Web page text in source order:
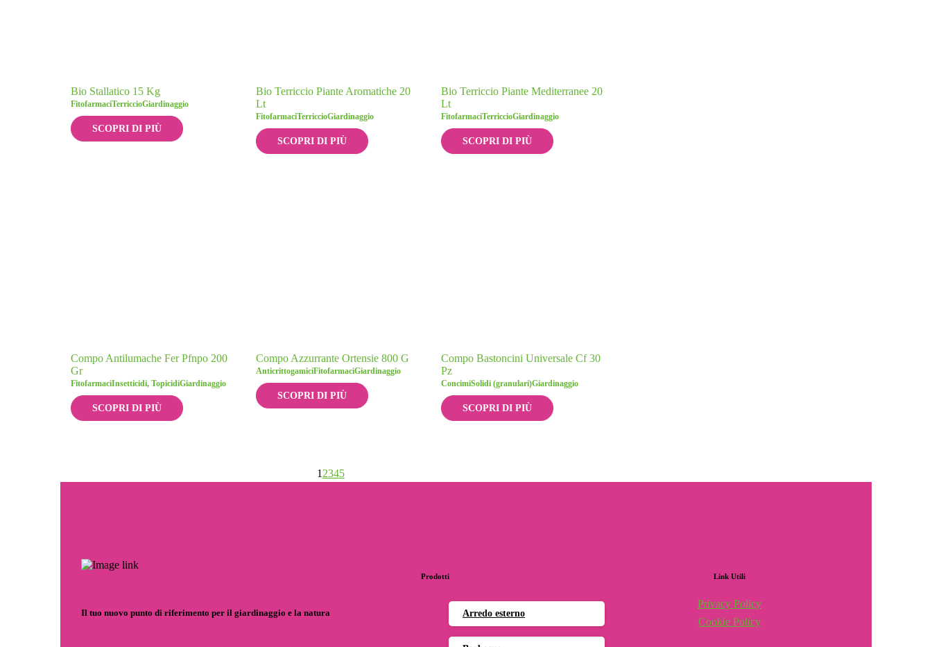
Bio Stallatico 15 Kg
FitofarmaciTerriccioGiardinaggio
SCOPRI DI PIÙ
Bio Terriccio Piante Aromatiche 20
Lt
FitofarmaciTerriccioGiardinaggio
SCOPRI DI PIÙ
Bio Terriccio Piante Mediterranee 20
Lt
FitofarmaciTerriccioGiardinaggio
SCOPRI DI PIÙ
Compo Antilumache Fer Pfnpo 200
Gr
FitofarmaciInsetticidi, TopicidiGiardinaggio
SCOPRI DI PIÙ
Compo Azzurrante Ortensie 800 G
AnticrittogamiciFitofarmaciGiardinaggio
SCOPRI DI PIÙ
Compo Bastoncini Universale Cf 30
Pz
ConcimiSolidi (granulari)Giardinaggio
SCOPRI DI PIÙ
1 2345
Il tuo nuovo punto di riferimento per il giardinaggio e la natura
Prodotti
Arredo esterno
Link Utili
Privacy Policy
Cookie Policy